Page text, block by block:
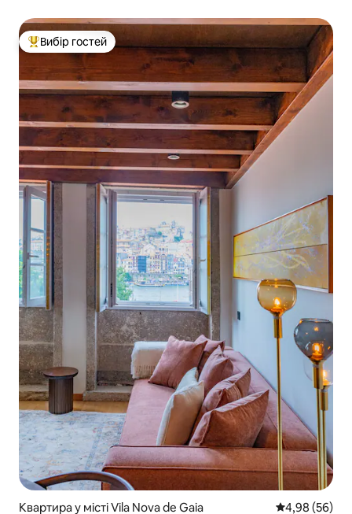
Топ вибір гостей
Вибір гостей
Квартира у місті Vila Nova de Gaia Середня
4,98 (56)